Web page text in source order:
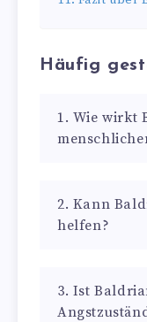
Häufig
1. Wie wirkt
2. Kann
helfen?
3. Ist